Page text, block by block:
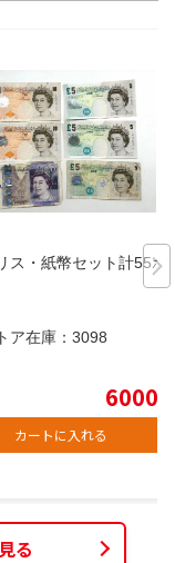
ス・紙幣セット計55ポ
ア在庫： 3098
6000
カートに入れる
る